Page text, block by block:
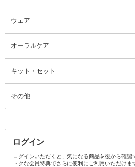
ツィザー・毛抜き
カミソリ
ファンデーション・パウダーケー
ス
ミラー・鏡
絆創膏
ヘアバンド
ヘッドマッサージブラシ
柔軟剤
ルームフレグランス・ディフュー
ザー
アロマキャンドル
消臭剤・芳香剤
美容家電全て
ボディケア美容家電
その他美容家電
ウェア
ウェア全て
レッグウェア
オーラルケア
オーラルケア全て
歯ブラシ
その他オーラルケア
キット・セット
キット・セット全て
ボディケアキット
その他
ログイン
ログインいただくと、気になる商品を後から確認
トクな会員特典でさらに便利にご利用いただけま